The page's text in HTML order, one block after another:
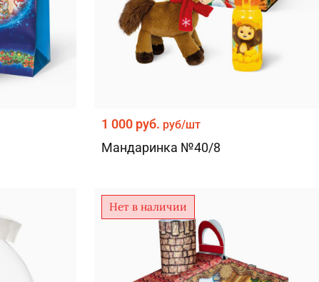
1 000 руб. руб/шт
Мандаринка №40/8
Нет в наличии